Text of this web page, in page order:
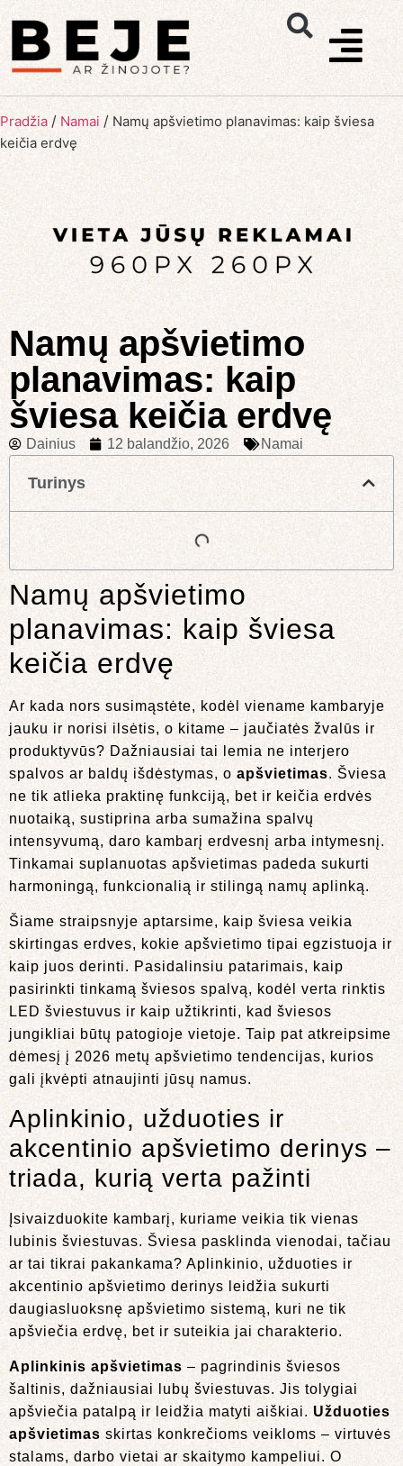
Pradžia / Namai / Namų apšvietimo planavimas: kaip šviesa
keičia erdvę
Namų apšvietimo
planavimas: kaip
šviesa keičia erdvę
Dainius 12 balandžio, 2026 Namai
Turinys
Namų apšvietimo
planavimas: kaip šviesa
keičia erdvę
Ar kada nors susimąstėte, kodėl viename kambaryje
jauku ir norisi ilsėtis, o kitame – jaučiatės žvalūs ir
produktyvūs? Dažniausiai tai lemia ne interjero
spalvos ar baldų išdėstymas, o apšvietimas. Šviesa
ne tik atlieka praktinę funkciją, bet ir keičia erdvės
nuotaiką, sustiprina arba sumažina spalvų
intensyvumą, daro kambarį erdvesnį arba intymesnį.
Tinkamai suplanuotas apšvietimas padeda sukurti
harmoningą, funkcionalią ir stilingą namų aplinką.
Šiame straipsnyje aptarsime, kaip šviesa veikia
skirtingas erdves, kokie apšvietimo tipai egzistuoja ir
kaip juos derinti. Pasidalinsiu patarimais, kaip
pasirinkti tinkamą šviesos spalvą, kodėl verta rinktis
LED šviestuvus ir kaip užtikrinti, kad šviesos
jungikliai būtų patogioje vietoje. Taip pat atkreipsime
dėmesį į 2026 metų apšvietimo tendencijas, kurios
gali įkvėpti atnaujinti jūsų namus.
Aplinkinio, užduoties ir
akcentinio apšvietimo derinys –
triada, kurią verta pažinti
Įsivaizduokite kambarį, kuriame veikia tik vienas
lubinis šviestuvas. Šviesa pasklinda vienodai, tačiau
ar tai tikrai pakankama? Aplinkinio, užduoties ir
akcentinio apšvietimo derinys leidžia sukurti
daugiasluoksnę apšvietimo sistemą, kuri ne tik
apšviečia erdvę, bet ir suteikia jai charakterio.
Aplinkinis apšvietimas – pagrindinis šviesos
šaltinis, dažniausiai lubų šviestuvas. Jis tolygiai
apšviečia patalpą ir leidžia matyti aiškiai. Užduoties
apšvietimas skirtas konkrečioms veikloms – virtuvės
stalams, darbo vietai ar skaitymo kampeliui. O